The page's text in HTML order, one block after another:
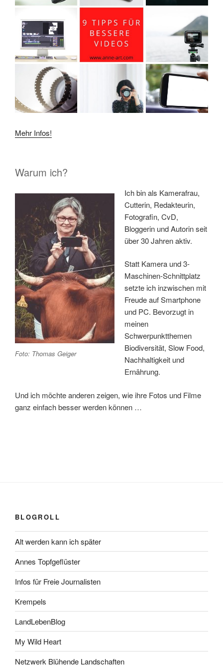
Mehr Infos!
Warum ich?
Foto: Thomas Geiger
Ich bin als Kamerafrau,
Cutterin, Redakteurin,
Fotografin, CvD,
Bloggerin und Autorin seit
über 30 Jahren aktiv.
Statt Kamera und 3-
Maschinen-Schnittplatz
setzte ich inzwischen mit
Freude auf Smartphone
und PC. Bevorzugt in
meinen
Schwerpunktthemen
Biodiversität, Slow Food,
Nachhaltigkeit und
Ernährung.
Und ich möchte anderen zeigen, wie ihre Fotos und Filme
ganz einfach besser werden können …
BLOGROLL
Alt werden kann ich später
Annes Topfgeflüster
Infos für Freie Journalisten
Krempels
LandLebenBlog
My Wild Heart
Netzwerk Blühende Landschaften